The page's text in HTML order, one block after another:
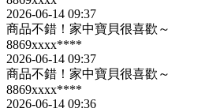
2026-06-14 09:37
商品不錯！家中寶貝很喜歡～
8869xxxx****
2026-06-14 09:37
商品不錯！家中寶貝很喜歡～
8869xxxx****
2026-06-14 09:36